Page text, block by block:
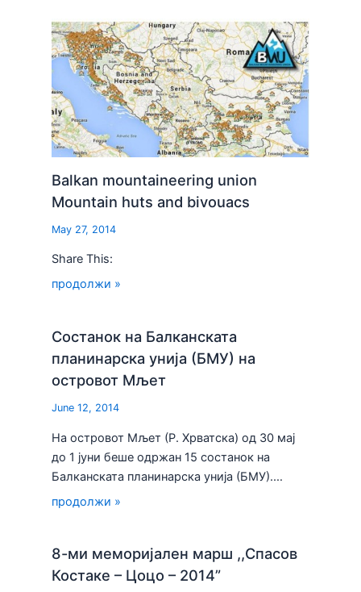
Balkan mountaineering union
Mountain huts and bivouacs
May 27, 2014
Share This:
продолжи »
Состанок на Балканската
планинарска унија (БМУ) на
островот Мљет
June 12, 2014
На островот Мљет (Р. Хрватска) од 30 мај
до 1 јуни беше одржан 15 состанок на
Балканската планинарска унија (БМУ).…
продолжи »
8-ми меморијален марш ,,Спасов
Костаке – Цоцо – 2014”